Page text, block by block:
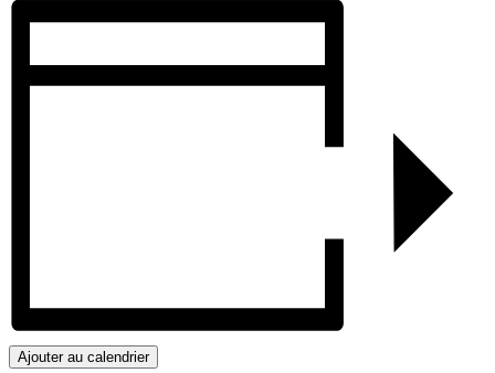
Ajouter au calendrier